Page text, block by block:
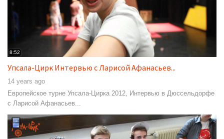
8:52
Упсала-Цирк Интервью с Ларисой Афанасьев...
14 years ago
Европейское турне Упсала-Цирка 2012, Интервью в Дюссельдорфе
с Ларисой Афанасьев...